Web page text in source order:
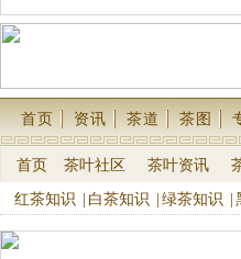
首页 资讯 茶道 茶图
首页 茶叶社区 茶叶资讯
红茶知识 白茶知识 绿茶知识